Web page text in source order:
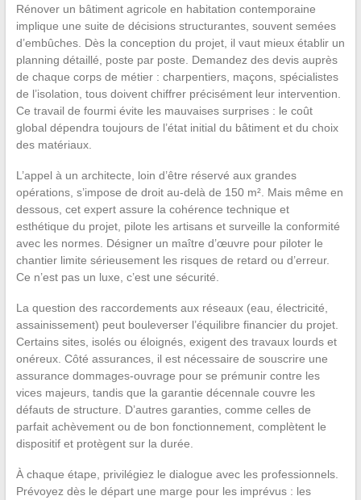
Rénover un bâtiment agricole en habitation contemporaine
implique une suite de décisions structurantes, souvent semées
d’embûches. Dès la conception du projet, il vaut mieux établir un
planning détaillé, poste par poste. Demandez des devis auprès
de chaque corps de métier : charpentiers, maçons, spécialistes
de l’isolation, tous doivent chiffrer précisément leur intervention.
Ce travail de fourmi évite les mauvaises surprises : le coût
global dépendra toujours de l’état initial du bâtiment et du choix
des matériaux.
L’appel à un architecte, loin d’être réservé aux grandes
opérations, s’impose de droit au-delà de 150 m². Mais même en
dessous, cet expert assure la cohérence technique et
esthétique du projet, pilote les artisans et surveille la conformité
avec les normes. Désigner un maître d’œuvre pour piloter le
chantier limite sérieusement les risques de retard ou d’erreur.
Ce n’est pas un luxe, c’est une sécurité.
La question des raccordements aux réseaux (eau, électricité,
assainissement) peut bouleverser l’équilibre financier du projet.
Certains sites, isolés ou éloignés, exigent des travaux lourds et
onéreux. Côté assurances, il est nécessaire de souscrire une
assurance dommages-ouvrage pour se prémunir contre les
vices majeurs, tandis que la garantie décennale couvre les
défauts de structure. D’autres garanties, comme celles de
parfait achèvement ou de bon fonctionnement, complètent le
dispositif et protègent sur la durée.
À chaque étape, privilégiez le dialogue avec les professionnels.
Prévoyez dès le départ une marge pour les imprévus : les